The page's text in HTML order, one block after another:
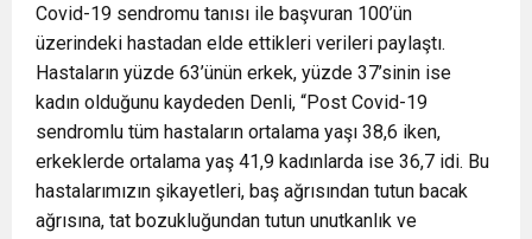
Covid-19 sendromu tanısı ile başvuran 100’ün
üzerindeki hastadan elde ettikleri verileri paylaştı.
Hastaların yüzde 63’ünün erkek, yüzde 37’sinin ise
kadın olduğunu kaydeden Denli, “Post Covid-19
sendromlu tüm hastaların ortalama yaşı 38,6 iken,
erkeklerde ortalama yaş 41,9 kadınlarda ise 36,7 idi. Bu
hastalarımızın şikayetleri, baş ağrısından tutun bacak
ağrısına, tat bozukluğundan tutun unutkanlık ve